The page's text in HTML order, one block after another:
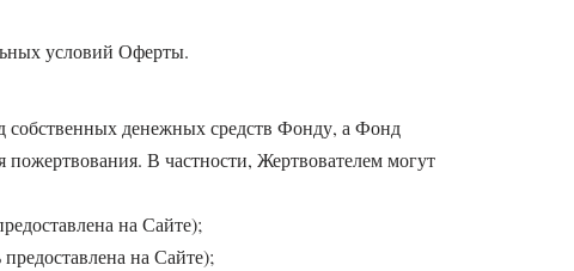
условий Оферты.
собственных денежных средств Фонду, а Фонд
пожертвования. В частности, Жертвователем могут
на Сайте);
на Сайте);